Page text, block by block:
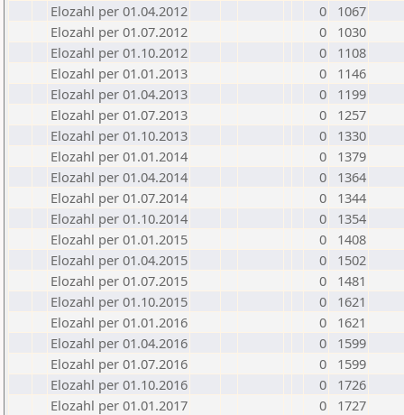
Elozahl per 01.04.2012
0
1067
Elozahl per 01.07.2012
0
1030
Elozahl per 01.10.2012
0
1108
Elozahl per 01.01.2013
0
1146
Elozahl per 01.04.2013
0
1199
Elozahl per 01.07.2013
0
1257
Elozahl per 01.10.2013
0
1330
Elozahl per 01.01.2014
0
1379
Elozahl per 01.04.2014
0
1364
Elozahl per 01.07.2014
0
1344
Elozahl per 01.10.2014
0
1354
Elozahl per 01.01.2015
0
1408
Elozahl per 01.04.2015
0
1502
Elozahl per 01.07.2015
0
1481
Elozahl per 01.10.2015
0
1621
Elozahl per 01.01.2016
0
1621
Elozahl per 01.04.2016
0
1599
Elozahl per 01.07.2016
0
1599
Elozahl per 01.10.2016
0
1726
Elozahl per 01.01.2017
0
1727